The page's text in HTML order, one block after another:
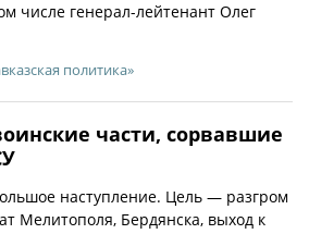
числе генерал-лейтенант Олег
политика»
части, сорвавшие
наступление. Цель — разгром
Мелитополя, Бердянска, выход к